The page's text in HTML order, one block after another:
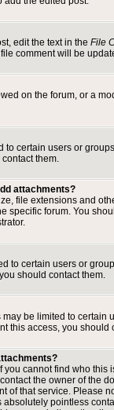
edit the text in the File
file comment will be
on the forum, or a
certain users or
them.
attachments?
file extensions and
specific forum. You
to certain users or
should contact them.
be limited to
this access, you should
cannot find who
the owner of the
of that service.
pointless